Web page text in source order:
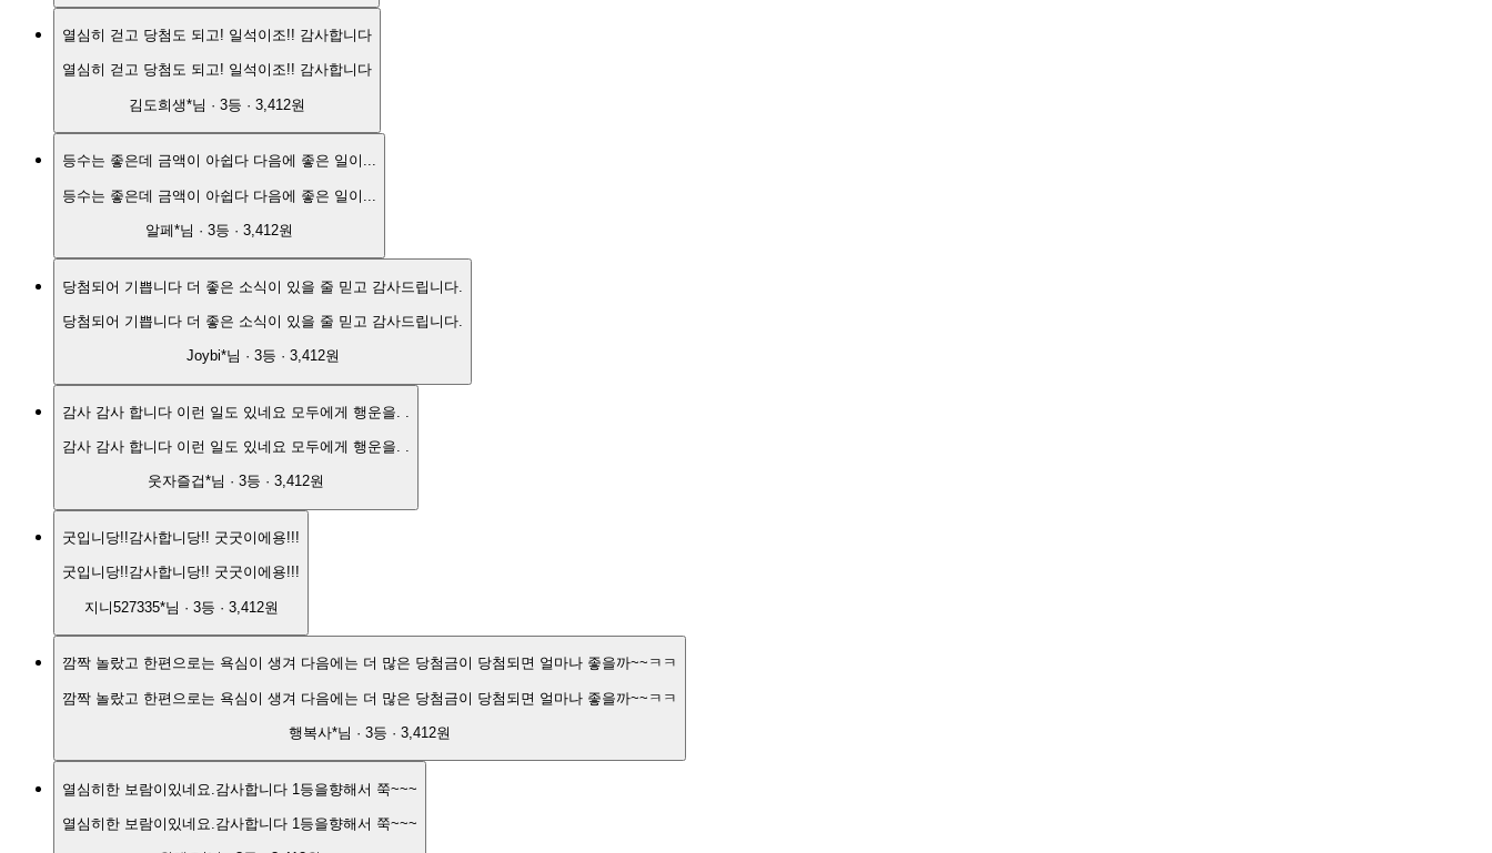
열심히 걷고 당첨도 되고! 일석이조!! 감사합니다
열심히 걷고 당첨도 되고! 일석이조!! 감사합니다
김도희생*님 · 3등 · 3,412원
등수는 좋은데 금액이 아쉽다 다음에 좋은 일이...
등수는 좋은데 금액이 아쉽다 다음에 좋은 일이...
알페*님 · 3등 · 3,412원
당첨되어 기쁩니다 더 좋은 소식이 있을 줄 믿고 감사드립니다.
당첨되어 기쁩니다 더 좋은 소식이 있을 줄 믿고 감사드립니다.
Joybi*님 · 3등 · 3,412원
감사 감사 합니다 이런 일도 있네요 모두에게 행운을. .
감사 감사 합니다 이런 일도 있네요 모두에게 행운을. .
웃자즐겁*님 · 3등 · 3,412원
굿입니당!!감사합니당!! 굿굿이에용!!!
굿입니당!!감사합니당!! 굿굿이에용!!!
지니527335*님 · 3등 · 3,412원
깜짝 놀랐고 한편으로는 욕심이 생겨 다음에는 더 많은 당첨금이 당첨되면 얼마나 좋을까~~ㅋㅋ
깜짝 놀랐고 한편으로는 욕심이 생겨 다음에는 더 많은 당첨금이 당첨되면 얼마나 좋을까~~ㅋㅋ
행복사*님 · 3등 · 3,412원
열심히한 보람이있네요.감사합니다 1등을향해서 쭉~~~
열심히한 보람이있네요.감사합니다 1등을향해서 쭉~~~